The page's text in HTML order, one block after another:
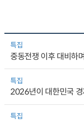
특집
중동전쟁 이후 대비하
특집
2026년이 대한민국 경
특집